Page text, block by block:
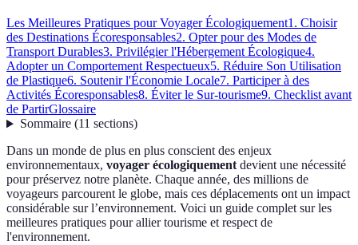
Les Meilleures Pratiques pour Voyager Écologiquement1. Choisir
des Destinations Écoresponsables2. Opter pour des Modes de
Transport Durables3. Privilégier l'Hébergement Écologique4.
Adopter un Comportement Respectueux5. Réduire Son Utilisation
de Plastique6. Soutenir l'Économie Locale7. Participer à des
Activités Écoresponsables8. Éviter le Sur-tourisme9. Checklist avant
de PartirGlossaire
Sommaire(11 sections)
Dans un monde de plus en plus conscient des enjeux
environnementaux, voyager écologiquementdevient une nécessité
pour préservez notre planète. Chaque année, des millions de
voyageurs parcourent le globe, mais ces déplacements ont un impact
considérable sur l’environnement. Voici un guide complet sur les
meilleures pratiques pour allier tourisme et respect de
l'environnement.